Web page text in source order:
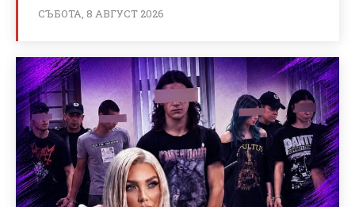
СЪБОТА, 8 АВГУСТ 2026